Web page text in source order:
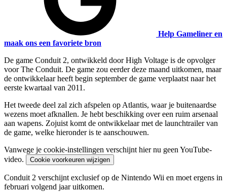
Help Gameliner en
maak ons een favoriete bron
De game Conduit 2, ontwikkeld door High Voltage is de opvolger
voor The Conduit. De game zou eerder deze maand uitkomen, maar
de ontwikkelaar heeft begin september de game verplaatst naar het
eerste kwartaal van 2011.
Het tweede deel zal zich afspelen op Atlantis, waar je buitenaardse
wezens moet afknallen. Je hebt beschikking over een ruim arsenaal
aan wapens. Zojuist komt de ontwikkelaar met de launchtrailer van
de game, welke hieronder is te aanschouwen.
Vanwege je cookie-instellingen verschijnt hier nu geen YouTube-
video.
Cookie voorkeuren wijzigen
Conduit 2 verschijnt exclusief op de Nintendo Wii en moet ergens in
februari volgend jaar uitkomen.